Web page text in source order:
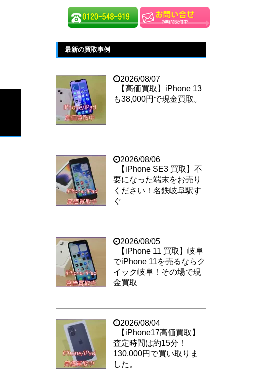
最新の買取事例
2026/08/07
【高価買取】iPhone 13
も38,000円で現金買取。
2026/08/06
【iPhone SE3 買取】不
要になった端末をお売り
ください！名鉄岐阜駅す
ぐ
2026/08/05
【iPhone 11 買取】岐阜
でiPhone 11を売るならク
イック岐阜！その場で現
金買取
2026/08/04
【iPhone17高価買取】
査定時間は約15分！
130,000円で買い取りま
した。